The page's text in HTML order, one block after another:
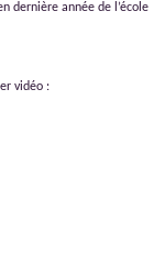
dernière année de l’école
vidéo :